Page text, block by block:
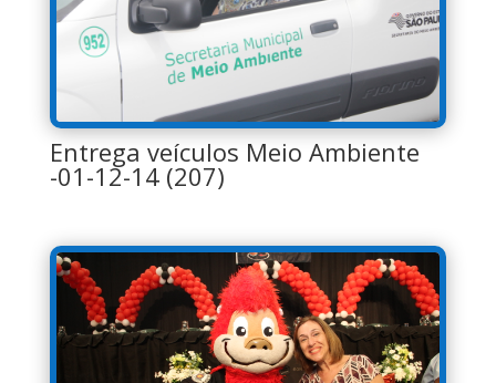
Entrega veículos Meio Ambiente
-01-12-14 (207)